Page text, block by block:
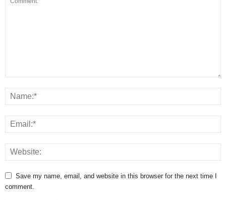
Save my name, email, and website in this browser for the next time I
comment.